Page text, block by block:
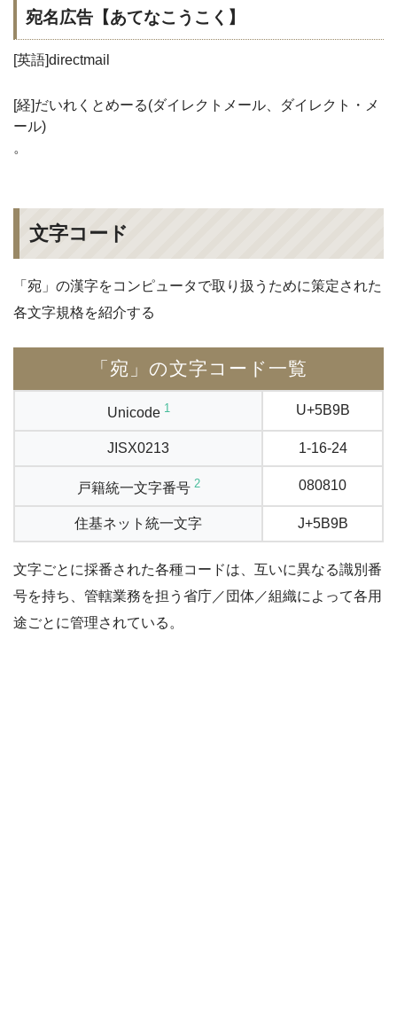
宛名広告【あてなこうこく】
[英語]directmail
[経]だいれくとめーる(ダイレクトメール、ダイレクト・メ
ール)
。
文字コード
「宛」の漢字をコンピュータで取り扱うために策定された
各文字規格を紹介する
「宛」の文字コード一覧
Unicode 1 U+5B9B
JISX0213 1-16-24
戸籍統一文字番号 2 080810
住基ネット統一文字 J+5B9B
文字ごとに採番された各種コードは、互いに異なる識別番
号を持ち、管轄業務を担う省庁／団体／組織によって各用
途ごとに管理されている。